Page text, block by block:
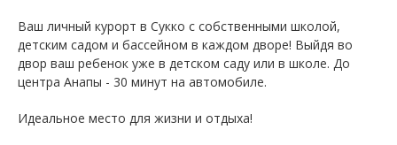
Ваш личный курорт в Сукко с собственными школой,
детским садом и бассейном в каждом дворе! Выйдя во
двор ваш ребенок уже в детском саду или в школе. До
центра Анапы - 30 минут на автомобиле.
Идеальное место для жизни и отдыха!